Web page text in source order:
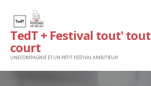
contenu
TedT + Festival tout' tout
court
UNE COMPAGNIE ET UN PETIT FESTIVAL AMBITIEUX!